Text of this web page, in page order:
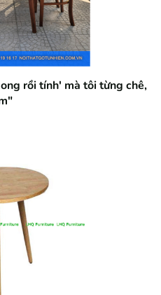
rồi tính' mà tôi từng chê,